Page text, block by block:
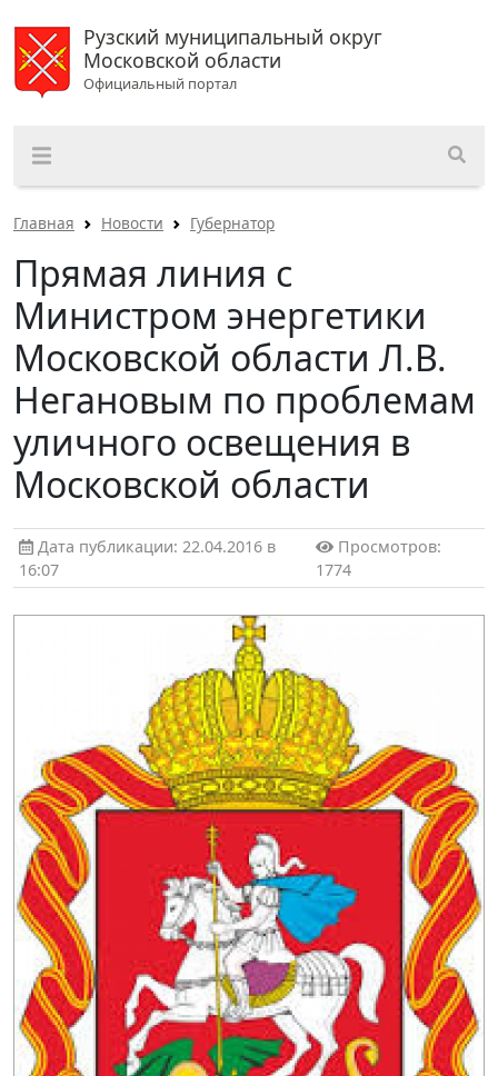
Рузский муниципальный округ
Московской области
Официальный портал
Главная Новости Губернатор
Прямая линия с
Министром энергетики
Московской области Л.В.
Негановым по проблемам
уличного освещения в
Московской области
Дата публикации: 22.04.2016 в
16:07
Просмотров:
1774